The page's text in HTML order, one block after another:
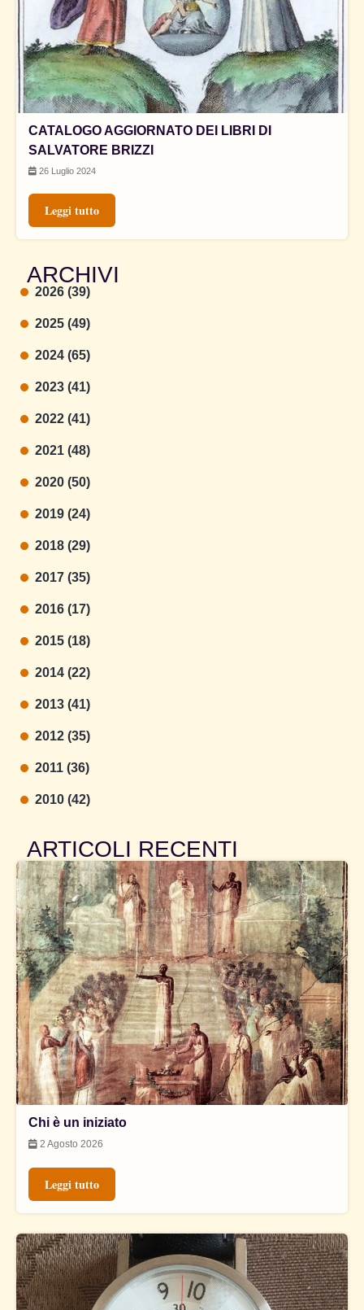
CATALOGO AGGIORNATO DEI LIBRI DI
SALVATORE BRIZZI
26 Luglio 2024
Leggi tutto
ARCHIVI
2026 (39)
2025 (49)
2024 (65)
2023 (41)
2022 (41)
2021 (48)
2020 (50)
2019 (24)
2018 (29)
2017 (35)
2016 (17)
2015 (18)
2014 (22)
2013 (41)
2012 (35)
2011 (36)
2010 (42)
ARTICOLI RECENTI
Chi è un iniziato
2 Agosto 2026
Leggi tutto